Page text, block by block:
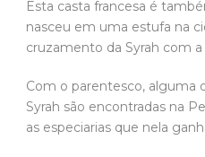
Esta casta francesa é
nasceu em uma estufa na
cruzamento da Syrah com a
Com o parentesco, alguma
Syrah são encontradas na
as especiarias que nela